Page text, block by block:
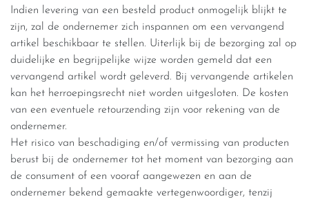
Indien levering van een besteld product onmogelijk blijkt te
zijn, zal de ondernemer zich inspannen om een vervangend
artikel beschikbaar te stellen. Uiterlijk bij de bezorging zal op
duidelijke en begrijpelijke wijze worden gemeld dat een
vervangend artikel wordt geleverd. Bij vervangende artikelen
kan het herroepingsrecht niet worden uitgesloten. De kosten
van een eventuele retourzending zijn voor rekening van de
ondernemer.
Het risico van beschadiging en/of vermissing van producten
berust bij de ondernemer tot het moment van bezorging aan
de consument of een vooraf aangewezen en aan de
ondernemer bekend gemaakte vertegenwoordiger, tenzij